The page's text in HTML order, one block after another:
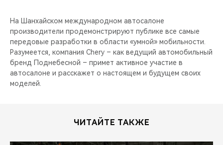
На Шанхайском международном автосалоне
производители продемонстрируют публике все самые
передовые разработки в области «умной» мобильности.
Разумеется, компания Chery – как ведущий автомобильный
бренд Поднебесной – примет активное участие в
автосалоне и расскажет о настоящем и будущем своих
моделей.
ЧИТАЙТЕ ТАКЖЕ